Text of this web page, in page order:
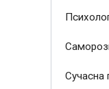
Сучасна